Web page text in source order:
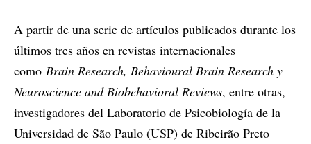
A partir de una serie de artículos publicados durante los
últimos tres años en revistas internacionales
como Brain Research, Behavioural Brain Research y
Neuroscience and Biobehavioral Reviews, entre otras,
investigadores del Laboratorio de Psicobiología de la
Universidad de São Paulo (USP) de Ribeirão Preto